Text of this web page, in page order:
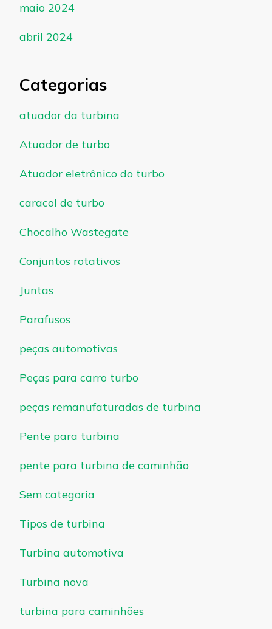
maio 2024
abril 2024
Categorias
atuador da turbina
Atuador de turbo
Atuador eletrônico do turbo
caracol de turbo
Chocalho Wastegate
Conjuntos rotativos
Juntas
Parafusos
peças automotivas
Peças para carro turbo
peças remanufaturadas de turbina
Pente para turbina
pente para turbina de caminhão
Sem categoria
Tipos de turbina
Turbina automotiva
Turbina nova
turbina para caminhões